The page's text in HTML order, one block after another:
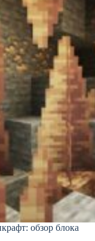
обзор блока